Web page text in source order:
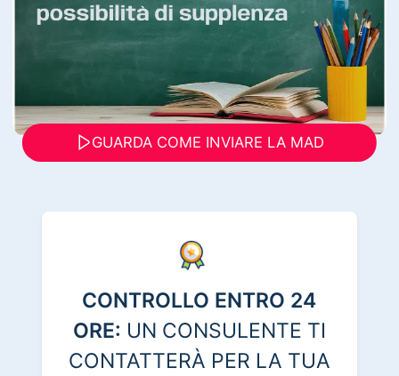
GUARDA COME INVIARE LA MAD
CONTROLLO ENTRO 24
ORE: UN CONSULENTE TI
CONTATTERÀ PER LA TUA